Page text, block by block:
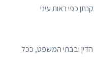
כפי ראות עיני
הדין ובבתי המשפט, ככל